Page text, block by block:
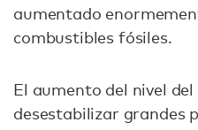
aumentado
combustibles fósiles.
El aumento del nivel
desestabilizar grandes